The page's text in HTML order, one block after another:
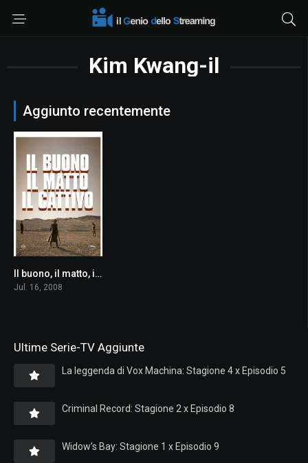
Kim Kwang-il
Aggiunto recentemente
7.3Il buono, il matto, il cattivo
Jul. 16, 2008
Ultime Serie-TV Aggiunte
La leggenda di Vox Machina: Stagione 4 x Episodio 5
Criminal Record: Stagione 2 x Episodio 8
Widow’s Bay: Stagione 1 x Episodio 9